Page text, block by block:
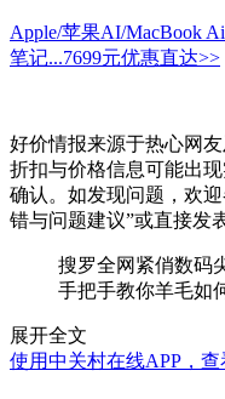
Apple/苹果AI/MacBook
笔记...7699元优惠直达>>
好价情报来源于热心网
折扣与价格信息可能出
确认。如发现问题，欢
错与问题建议”或直接发
搜罗全网紧俏数码
手把手教你羊毛如
展开全文
使用中关村在线APP，